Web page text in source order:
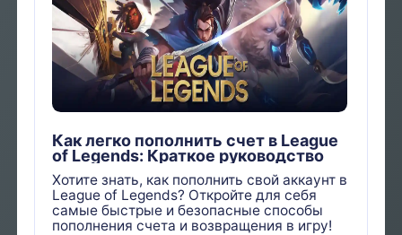
Как легко пополнить счет в League
of Legends: Краткое руководство
Хотите знать, как пополнить свой аккаунт в
League of Legends? Откройте для себя
самые быстрые и безопасные способы
пополнения счета и возвращения в игру!